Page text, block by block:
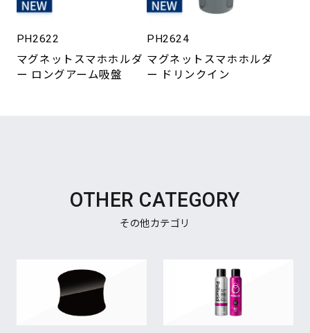
PH2622
マグネットスマホホルダ
ー ロングアーム吸盤
PH2624
マグネットスマホホルダ
ー ドリンクイン
OTHER CATEGORY
その他カテゴリ